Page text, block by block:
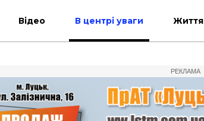
Відео В центрі уваги Життя
РЕКЛАМА